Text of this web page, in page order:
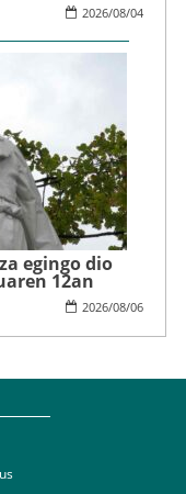
2026/08/04
egingo dio
12an
2026/08/06